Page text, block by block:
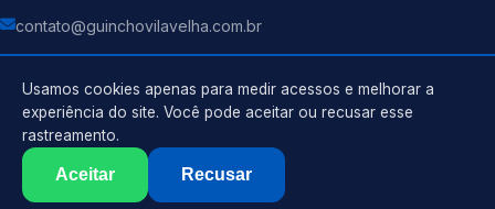
contato@guinchovilavelha.com.br
Guincho . Todos os direitos reservados.
Usamos cookies apenas para medir acessos e melhorar a
experiência do site. Você pode aceitar ou recusar esse
rastreamento.
Aceitar Recusar